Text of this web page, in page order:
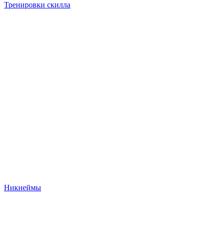
Тренировки скилла
Никнеймы